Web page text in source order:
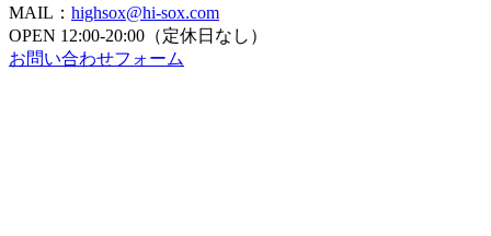
MAIL： highsox@hi-sox.com
OPEN 12:00-20:00（定休日なし）
お問い合わせフォーム